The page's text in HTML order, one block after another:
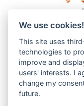
Westküste UG
Menzlingen 14 B
51503 Rösrath
We use cookies!
This site uses
technologies to
improve and
users' interests. I
change my
future.